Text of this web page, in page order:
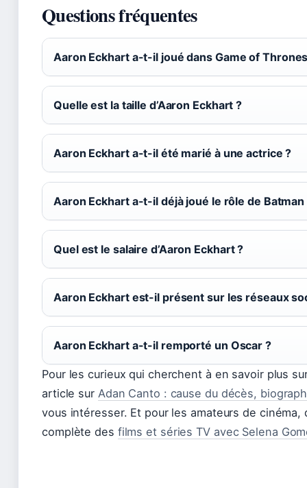
Questions fréquentes
Aaron Eckhart a-t-il joué dans Game of
Quelle est la taille d’Aaron Eckhart ?
Aaron Eckhart a-t-il été marié à une actrice ?
Aaron Eckhart a-t-il déjà joué le rôle de Batman
Quel est le salaire d’Aaron Eckhart ?
Aaron Eckhart est-il présent sur les réseaux
Aaron Eckhart a-t-il remporté un Oscar ?
Pour les curieux qui cherchent à en savoir plus
article sur Adan Canto : cause du décès,
vous intéresser. Et pour les amateurs de
complète des films et séries TV avec Selena